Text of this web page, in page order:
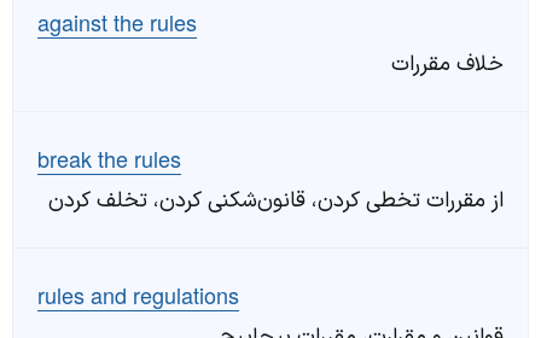
against the rules
خلاف مقررات
break the rules
از مقررات تخطی کردن، قانون‌شکنی کردن، تخلف کردن
rules and regulations